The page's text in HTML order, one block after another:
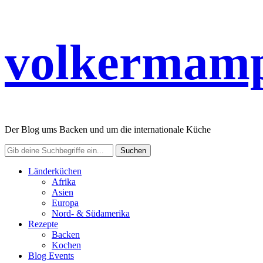
Der Blog ums Backen und um die internationale Küche
Länderküchen
Afrika
Asien
Europa
Nord- & Südamerika
Rezepte
Backen
Kochen
Blog Events